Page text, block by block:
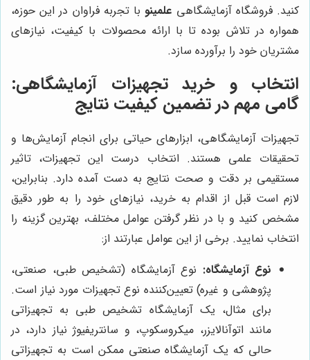
کنید. فروشگاه آزمایشگاهی علمینوبا تجربه فراوان در این حوزه،
همواره در تلاش بوده تا با ارائه محصولات با کیفیت، نیازهای
مشتریان خود را برآورده سازد.
انتخاب و خرید تجهیزات آزمایشگاهی:
گامی مهم در تضمین کیفیت نتایج
تجهیزات آزمایشگاهی، ابزارهای حیاتی برای انجام آزمایش‌ها و
تحقیقات علمی هستند. انتخاب درست این تجهیزات، تاثیر
مستقیمی بر دقت و صحت نتایج به دست آمده دارد. بنابراین،
لازم است قبل از اقدام به خرید، نیازهای خود را به طور دقیق
مشخص کنید و با در نظر گرفتن عوامل مختلف، بهترین گزینه را
انتخاب نمایید. برخی از این عوامل عبارتند از:
نوع آزمایشگاه: نوع آزمایشگاه (تشخیص طبی، صنعتی،
پژوهشی و غیره) تعیین‌کننده نوع تجهیزات مورد نیاز است.
برای مثال، یک آزمایشگاه تشخیص طبی به تجهیزاتی
مانند اتوآنالایزر، میکروسکوپ، و سانتریفیوژ نیاز دارد، در
حالی که یک آزمایشگاه صنعتی ممکن است به تجهیزاتی